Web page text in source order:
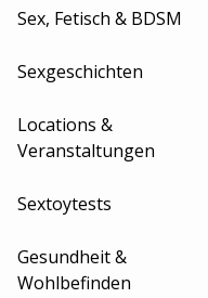
Sex, Fetisch & BDSM
Sexgeschichten
Locations &
Veranstaltungen
Sextoytests
Gesundheit &
Wohlbefinden